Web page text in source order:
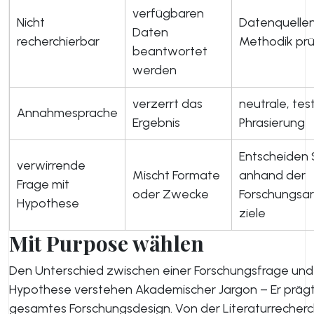
Nicht
recherchierbar
verfügbaren
Daten
beantwortet
werden
Methodik
Annahmesprache
verzerrt das
Ergebnis
neutrale,
Phrasierung
verwirrende
Frage mit
Hypothese
Mischt Formate
oder Zwecke
Entscheiden
anhand der
ziele
Mit Purpose wählen
Den Unterschied zwischen einer Forschungsfrage
Hypothese verstehen Akademischer Jargon – Er
gesamtes Forschungsdesign. Von der